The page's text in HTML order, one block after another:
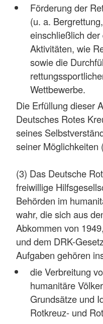
Förderung der
(u. a.
einschließlich
Aktivitäten, wie
sowie die
Wettbewerbe.
Die Erfüllung dieser
Deutsches Rotes
seines
seiner Möglichkeiten
(3) Das Deutsche
freiwillige
Behörden im
wahr, die sich aus
Abkommen von
und dem DRK-
Aufgaben gehören
die Verbreitung
humanitäre
Grundsätze und
Rotkreuz- und